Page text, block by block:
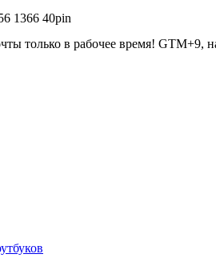
1366 40pin
только в рабочее время! GTM+9,